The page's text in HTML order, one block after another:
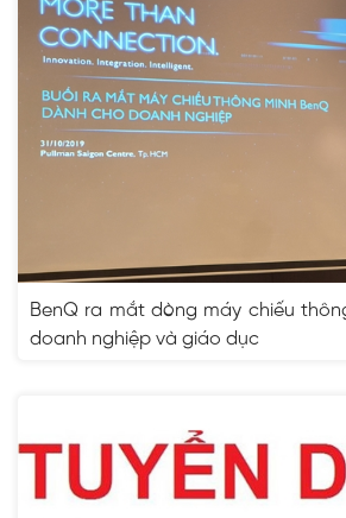
BenQ ra mắt dòng máy chiếu
doanh nghiệp và giáo dục